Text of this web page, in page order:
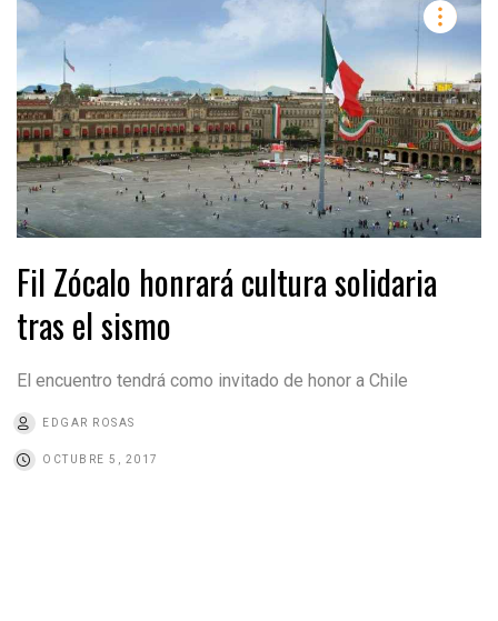
Fil Zócalo honrará cultura solidaria
tras el sismo
El encuentro tendrá como invitado de honor a Chile
EDGAR ROSAS
OCTUBRE 5, 2017